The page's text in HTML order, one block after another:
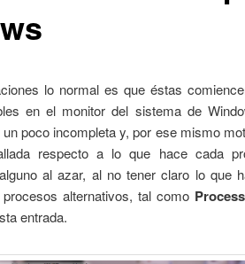
lo normal es que éstas
en el monitor del sistema de
poco incompleta y, por ese mismo
respecto a lo que hace cada
al azar, al no tener claro lo que
alternativos, tal como
entrada.